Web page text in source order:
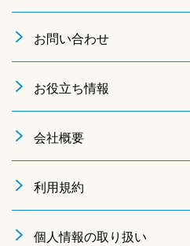
お問い合わせ
お役立ち情報
会社概要
利用規約
個人情報の取り扱い